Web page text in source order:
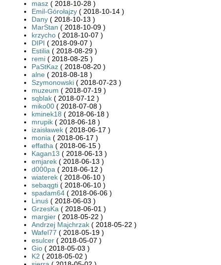
masz ( 2018-10-28 )
Emil-Górołajzy ( 2018-10-14 )
Dany ( 2018-10-13 )
MarStan ( 2018-10-09 )
krzycho ( 2018-10-07 )
DIPI ( 2018-09-07 )
Estilia ( 2018-08-29 )
remi ( 2018-08-25 )
PaStKaz ( 2018-08-20 )
alne ( 2018-08-18 )
Szymonowski ( 2018-07-23 )
muzeum ( 2018-07-19 )
sqblak ( 2018-07-12 )
miko00 ( 2018-07-08 )
kminek18 ( 2018-06-18 )
mrupik ( 2018-06-18 )
izaisławek ( 2018-06-17 )
monia ( 2018-06-17 )
effatha ( 2018-06-15 )
Kagan13 ( 2018-06-13 )
emjarek ( 2018-06-13 )
d000pa ( 2018-06-12 )
wiaterek ( 2018-06-10 )
sebaqgti ( 2018-06-10 )
spadam64 ( 2018-06-06 )
Linuś ( 2018-06-03 )
GrzesKa ( 2018-06-01 )
margier ( 2018-05-22 )
Andrzej Majchrzak ( 2018-05-22 )
Wafel77 ( 2018-05-19 )
esulcer ( 2018-05-07 )
Gio ( 2018-05-03 )
K2 ( 2018-05-02 )